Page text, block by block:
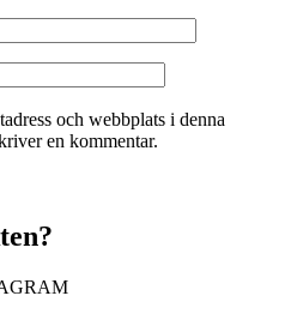
och webbplats i denna
en kommentar.